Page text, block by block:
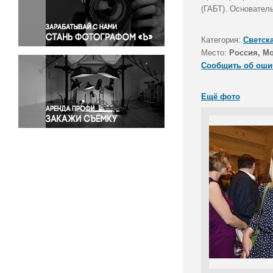
Правосудие
Происшествия и конфликты
Религия
Светская жизнь
Спорт
Экология
Экономика и бизнес
(ГАБТ).
Категория:
Место: Россия,
Сообщить об
Ещё фото